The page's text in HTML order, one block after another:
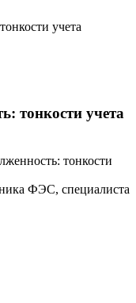
учета
тонкости учета
тонкости
ФЭС, специалиста